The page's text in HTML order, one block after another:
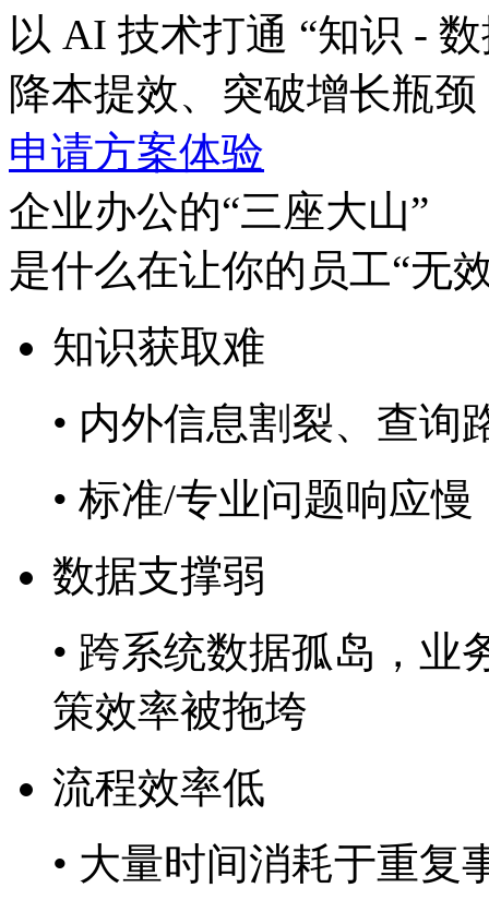
以 AI 技术打通 “知识 - 数
降本提效、突破增长瓶颈
申请方案体验
企业办公的“三座大山”
是什么在让你的员工“无
知识获取难
• 内外信息割裂、查
• 标准/专业问题响应慢
数据支撑弱
• 跨系统数据孤岛，业
策效率被拖垮
流程效率低
• 大量时间消耗于重复